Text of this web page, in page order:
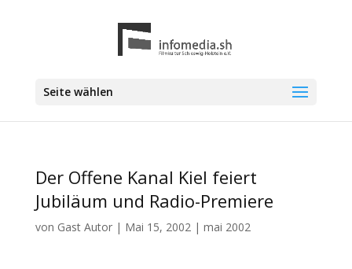
Seite wählen
Der Offene Kanal Kiel feiert
Jubiläum und Radio-Premiere
von Gast Autor| Mai 15, 2002| mai 2002